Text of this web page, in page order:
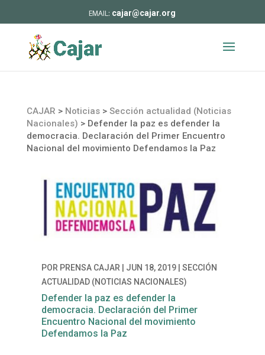
cajar@cajar.org
CAJAR > Noticias> Sección actualidad (Noticias
Nacionales) > Defender la paz es defender la
democracia. Declaración del Primer Encuentro
Nacional del movimiento Defendamos la Paz
POR PRENSA CAJAR JUN 18, 2019| SECCIÓN
ACTUALIDAD (NOTICIAS NACIONALES)
Defender la paz es defender la
democracia. Declaración del Primer
Encuentro Nacional del movimiento
Defendamos la Paz